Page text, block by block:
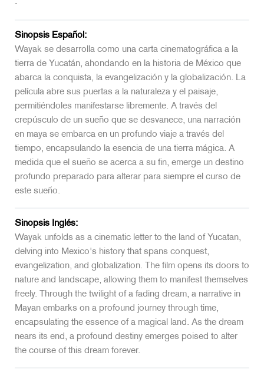
-
Sinopsis Español:
Wayak se desarrolla como una carta cinematográfica a la
tierra de Yucatán, ahondando en la historia de México que
abarca la conquista, la evangelización y la globalización. La
película abre sus puertas a la naturaleza y el paisaje,
permitiéndoles manifestarse libremente. A través del
crepúsculo de un sueño que se desvanece, una narración
en maya se embarca en un profundo viaje a través del
tiempo, encapsulando la esencia de una tierra mágica. A
medida que el sueño se acerca a su fin, emerge un destino
profundo preparado para alterar para siempre el curso de
este sueño.
Sinopsis Inglés:
Wayak unfolds as a cinematic letter to the land of Yucatan,
delving into Mexico's history that spans conquest,
evangelization, and globalization. The film opens its doors to
nature and landscape, allowing them to manifest themselves
freely. Through the twilight of a fading dream, a narrative in
Mayan embarks on a profound journey through time,
encapsulating the essence of a magical land. As the dream
nears its end, a profound destiny emerges poised to alter
the course of this dream forever.